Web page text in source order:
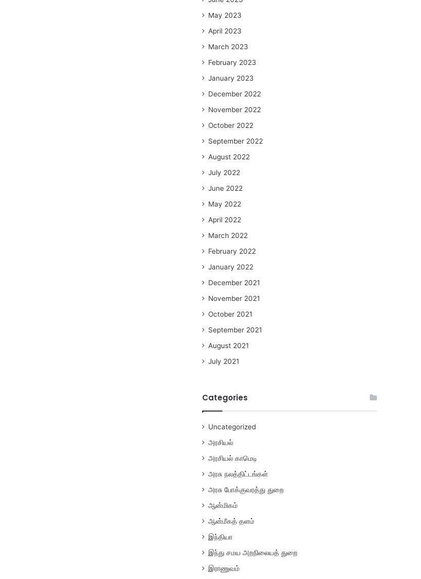
May 2023
April 2023
March 2023
February 2023
January 2023
December 2022
November 2022
October 2022
September 2022
August 2022
July 2022
June 2022
May 2022
April 2022
March 2022
February 2022
January 2022
December 2021
November 2021
October 2021
September 2021
August 2021
July 2021
Categories
Uncategorized
அரசியல்
அரசியல் காமெடி
அரசு நலத்திட்டங்கள்
அரசு போக்குவரத்து துறை
ஆன்மிகம்
ஆன்மீகத் தளம்
இந்தியா
இந்து சமய அறநிலையத் துறை
இராணுவம்